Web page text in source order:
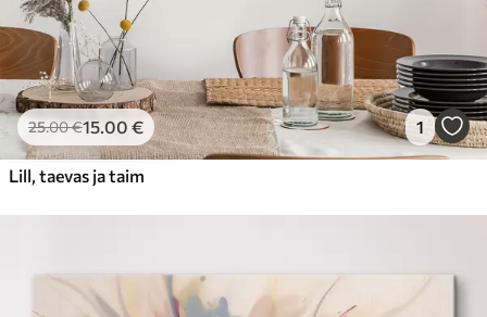
25.00€15.00 € 1
Lill, taevas ja taim